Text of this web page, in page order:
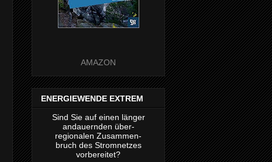
AMAZON
ENERGIEWENDE EXTREM
Sind Sie auf einen länger
andauernden über-
regionalen Zusammen-
bruch des Stromnetzes
vorbereitet?